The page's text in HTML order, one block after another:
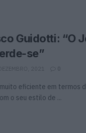
Guidotti: “O
se”
0
eficiente em termos
o seu estilo de ...